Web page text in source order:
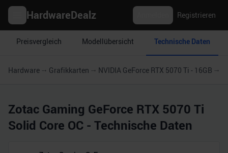
HardwareDealz Registrieren
Preisvergleich Modellübersicht Technische Daten
Hardware Grafikkarten NVIDIA GeForce RTX 5070 Ti - 16GB
Zotac Gaming GeForce RTX 5070 Ti
Solid Core OC - Technische Daten